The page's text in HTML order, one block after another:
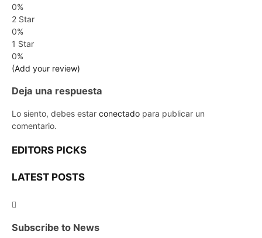
0%
2 Star
0%
1 Star
0%
(Add your review)
Deja una respuesta
Lo siento, debes estar conectado para publicar un
comentario.
EDITORS PICKS
LATEST POSTS
Subscribe to News